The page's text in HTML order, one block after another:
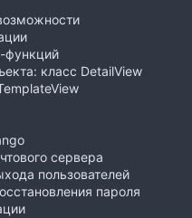
функций
класс DetailView
сервера
пользователей
пароля